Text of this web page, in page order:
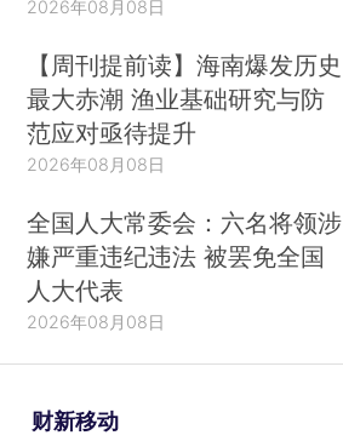
2026年08月08日
【周刊提前读】海南爆发历史
最大赤潮 渔业基础研究与防
范应对亟待提升
2026年08月08日
全国人大常委会：六名将领涉
嫌严重违纪违法 被罢免全国
人大代表
2026年08月08日
财新移动